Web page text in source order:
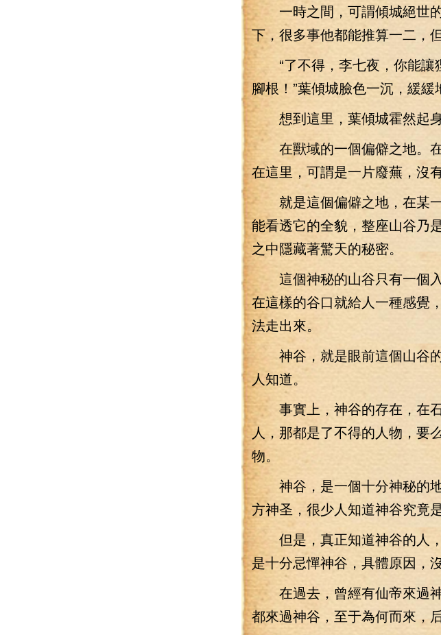
一時之間，可謂傾城絕世的
下，很多事他都能推算一二，
“了不得，李七夜，你能讓
腳根！”葉傾城臉色一沉，緩緩
想到這里，葉傾城霍然起身
在獸域的一個偏僻之地。在
在這里，可謂是一片廢蕪，沒
就是這個偏僻之地，在某一
能看透它的全貌，整座山谷乃
之中隱藏著驚天的秘密。
這個神秘的山谷只有一個
在這樣的谷口就給人一種感覺
法走出來。
神谷，就是眼前這個山谷
人知道。
事實上，神谷的存在，在石
人，那都是了不得的人物，要
物。
神谷，是一個十分神秘的地
方神圣，很少人知道神谷究竟
但是，真正知道神谷的人
是十分忌憚神谷，具體原因，
在過去，曾經有仙帝來過神
都來過神谷，至于為何而來，